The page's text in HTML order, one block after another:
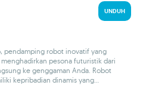
UNDUH
pendamping robot inovatif yang
pesona futuristik dari
ke genggaman Anda. Robot
kepribadian dinamis yang...